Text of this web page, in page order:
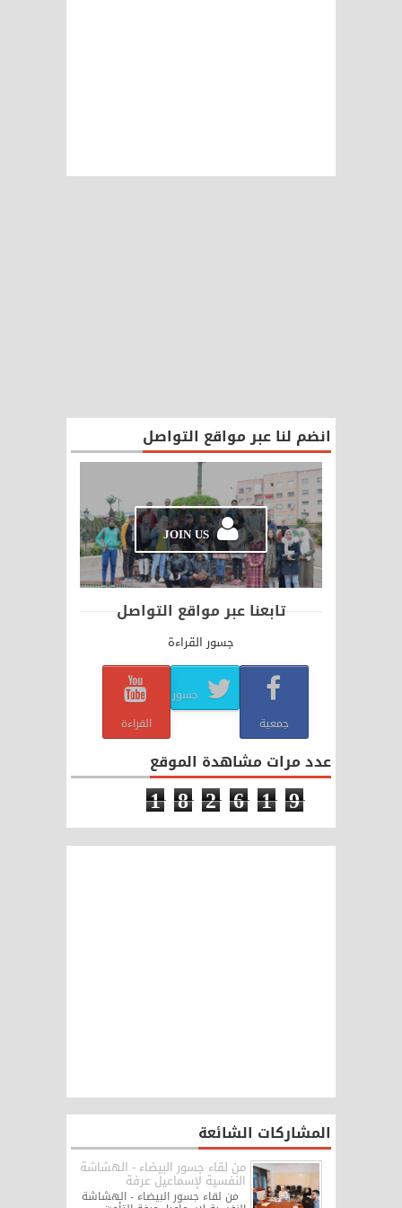
انضم لنا عبر مواقع التواصل
JOIN US
تابعنا عبر مواقع التواصل
جسور القراءة
جمعية
جسور
القراءة
عدد مرات مشاهدة الموقع
1 8 2 6 1 9
المشاركات الشائعة
من لقاء جسور البيضاء - الهشاشة
النفسية لإسماعيل عرفة
من لقاء جسور البيضاء - الهشاشة